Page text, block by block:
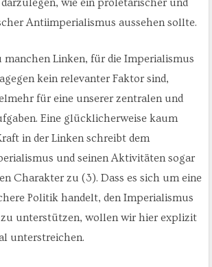
wie ein proletarischer und
Antiimperialismus aussehen sollte.
manchen Linken, für die Imperialismus
kein relevanter Faktor sind,
für eine unserer zentralen und
Eine glücklicherweise kaum
in der Linken schreibt dem
und seinen Aktivitäten sogar
Charakter zu (3). Dass es sich um eine
Politik handelt, den Imperialismus
zu unterstützen, wollen wir hier explizit
unterstreichen.